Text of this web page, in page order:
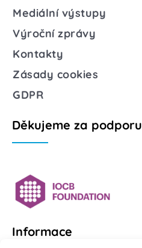
Mediální výstupy
Výroční zprávy
Kontakty
Zásady cookies
GDPR
Děkujeme za podporu
Informace